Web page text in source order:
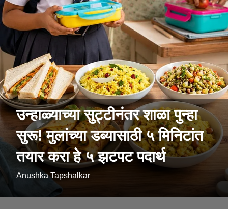
उन्हाळ्याच्या सुट्टीनंतर शाळा पुन्हा
सुरू! मुलांच्या डब्यासाठी ५ मिनिटांत
तयार करा हे ५ झटपट पदार्थ
Anushka Tapshalkar